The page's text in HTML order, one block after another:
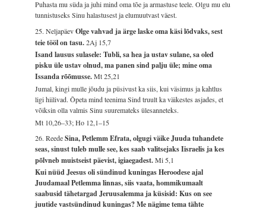
Puhasta mu süda ja juhi mind oma tõe ja armastuse teele. Olgu mu elu
tunnistuseks Sinu halastusest ja elumuutvast väest.
25. NeljapäevOlge vahvad ja ärge laske oma käsi lõdvaks, sest
teie tööl on tasu.2Aj 15,7
Isand lausus sulasele: Tubli, sa hea ja ustav sulane, sa oled
pisku üle ustav olnud, ma panen sind palju üle; mine oma
Issanda rõõmusse.Mt 25,21
Jumal, kingi mulle jõudu ja püsivust ka siis, kui väsimus ja kahtlus
ligi hiilivad. Õpeta mind teenima Sind truult ka väikestes asjades, et
võiksin olla valmis Sinu suuremateks ülesanneteks.
Mt 10,26–33; Ho 12,1–15
26. ReedeSina, Petlemm Efrata, olgugi väike Juuda tuhandete
seas, sinust tuleb mulle see, kes saab valitsejaks Iisraelis ja kes
põlvneb muistseist päevist, igiaegadest.Mi 5,1
Kui nüüd Jeesus oli sündinud kuningas Heroodese ajal
Juudamaal Petlemma linnas, siis vaata, hommikumaalt
saabusid tähetargad Jeruusalemma ja küsisid: Kus on see
juutide vastsündinud kuningas? Me nägime tema tähte